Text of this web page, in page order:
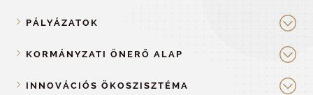
PÁLYÁZATOK
KORMÁNYZATI ÖNERŐ ALAP
INNOVÁCIÓS ÖKOSZISZTÉMA